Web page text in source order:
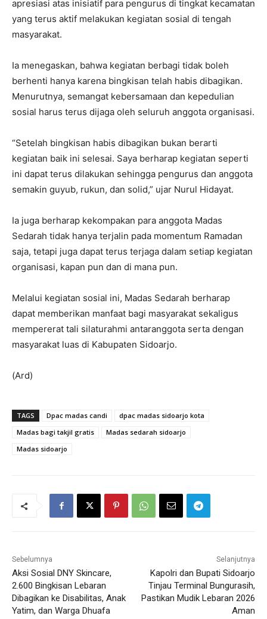
apresiasi atas inisiatif para pengurus di tingkat kecamatan
yang terus aktif melakukan kegiatan sosial di tengah
masyarakat.
Ia menegaskan, bahwa kegiatan berbagi tidak boleh
berhenti hanya karena bingkisan telah habis dibagikan.
Menurutnya, semangat kebersamaan dan kepedulian
sosial harus terus dijaga oleh seluruh anggota organisasi.
“Setelah bingkisan habis dibagikan bukan berarti
kegiatan baik ini selesai. Saya berharap kegiatan seperti
ini dapat terus dilakukan sehingga pengurus dan anggota
semakin guyub, rukun, dan solid,” ujar Nurul Hidayat.
Ia juga berharap kekompakan para anggota Madas
Sedarah tidak hanya terjalin pada momentum Ramadan
saja, tetapi juga dapat terus terjaga dalam setiap kegiatan
organisasi, kapan pun dan di mana pun.
Melalui kegiatan sosial ini, Madas Sedarah berharap
dapat memberikan manfaat bagi masyarakat sekaligus
mempererat tali silaturahmi antaranggota serta dengan
masyarakat luas di Kabupaten Sidoarjo.
(Ard)
TAGS Dpac madas candi
dpac madas sidoarjo kota
Madas bagi takjil gratis
Madas sedarah sidoarjo
Madas sidoarjo
Sebelumnya
Aksi Sosial DNY Skincare,
2.600 Bingkisan Lebaran
Dibagikan ke Disabilitas, Anak
Yatim, dan Warga Dhuafa
Selanjutnya
Kapolri dan Bupati Sidoarjo
Tinjau Terminal Bungurasih,
Pastikan Mudik Lebaran 2026
Aman